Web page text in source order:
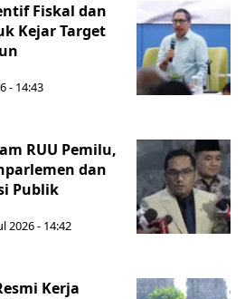
Fiskal dan
Kejar Target
- 14:43
RUU Pemilu,
dan
Publik
2026 - 14:42
Kerja